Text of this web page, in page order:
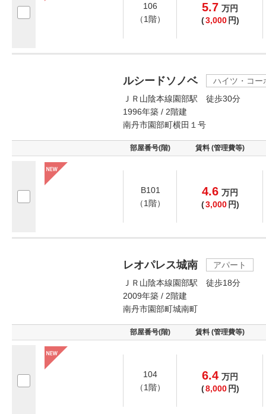
106
（1階）
5.7 万円
(3,000 円)
ルシードソノベ
ハイツ・コー
ＪＲ山陰本線園部駅 徒歩30分
1996年築 / 2階建
南丹市園部町横田１号
部屋番号(階) 賃料 (管理費等)
B101
（1階）
4.6 万円
(3,000 円)
レオパレス城南
アパート
ＪＲ山陰本線園部駅 徒歩18分
2009年築 / 2階建
南丹市園部町城南町
部屋番号(階) 賃料 (管理費等)
104
（1階）
6.4 万円
(8,000 円)